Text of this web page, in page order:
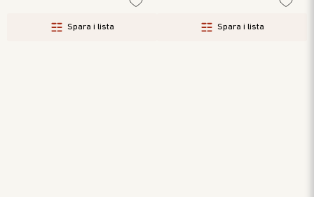
Spara i lista Spara i lista